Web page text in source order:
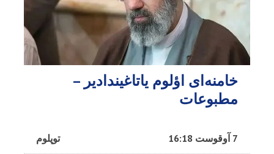
خامنه‌ای اؤلوم یاتاغیندادیر –
مطبوعات
توپلوم 7 آوقوست 16:18